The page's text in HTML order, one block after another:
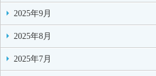
2025年9月
2025年8月
2025年7月